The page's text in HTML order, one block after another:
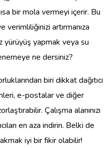
bir mola vermeyi içerir. Bu
verimliliğinizi artırmanıza
yürüyüş yapmak veya su
ne dersiniz?
biri dikkat dağıtıcı
e-postalar ve diğer
Çalışma alanınızı
en aza indirin. Belki de
iyi bir fikir olabilir!